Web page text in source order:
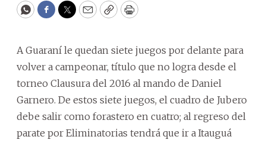
WhatsApp
Facebook
Twitter
EmailCopyPrint
A Guaraní le quedan siete juegos por delante para
volver a campeonar, título que no logra desde el
torneo Clausura del 2016 al mando de Daniel
Garnero. De estos siete juegos, el cuadro de Jubero
debe salir como forastero en cuatro; al regreso del
parate por Eliminatorias tendrá que ir a Itauguá